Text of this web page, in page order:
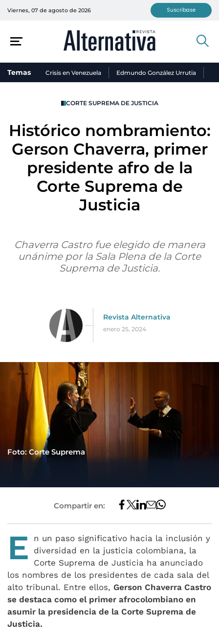
Viernes, 07 de agosto de 2026 Suscríbase
Temas Crisis en Venezuela Edmundo González Urrutia
CORTE SUPREMA DE JUSTICIA
Histórico nombramiento:
Gerson Chaverra, primer
presidente afro de la
Corte Suprema de
Justicia
Chaverra Castro fue elegido de manera
unánime por la Sala Plena de la Corte
Suprema de Justicia.
Revista Alternativa
enero 25, 2024
Foto: Corte Suprema
Compartir en:
E
n un paso significativo hacia la inclusión y
diversidad en la justicia colombiana, la
Corte Suprema de Justicia ha anunciado
los nombres de los presidentes de cada sala del
alto tribunal. Entre ellos, Gerson Chaverra Castro
se destaca como el primer afrocolombiano en
asumir la presidencia de la Corte Suprema de
Justicia.